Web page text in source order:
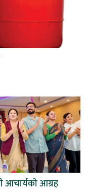
आचार्यको आग्रह